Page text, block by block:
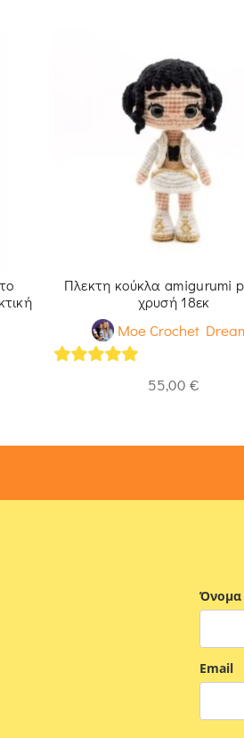
Πλεκτη κούκλα amigurumi
χρυσή 18εκ
Moe Crochet
55,00 €
Όνομα
Email